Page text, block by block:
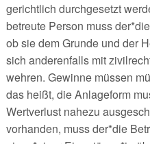
gerichtlich durchgesetzt
betreute Person muss
ob sie dem Grunde und der
sich anderenfalls mit
wehren. Gewinne müssen
das heißt, die Anlageform
Wertverlust nahezu
vorhanden, muss der*die